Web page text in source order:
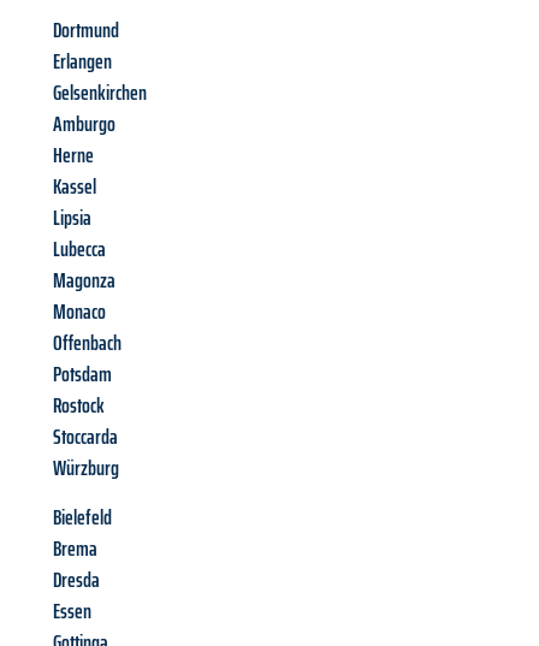
Dortmund
Erlangen
Gelsenkirchen
Amburgo
Herne
Kassel
Lipsia
Lubecca
Magonza
Monaco
Offenbach
Potsdam
Rostock
Stoccarda
Würzburg
Bielefeld
Brema
Dresda
Essen